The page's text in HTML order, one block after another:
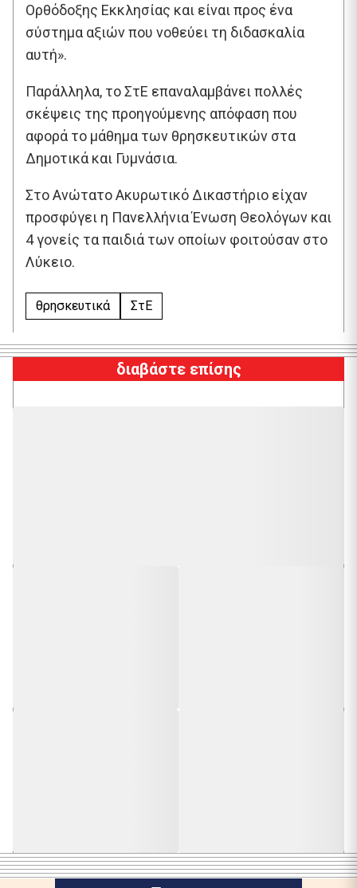
Ορθόδοξης Εκκλησίας και είναι προς ένα
σύστημα αξιών που νοθεύει τη διδασκαλία
αυτή».
Παράλληλα, το ΣτΕ επαναλαμβάνει πολλές
σκέψεις της προηγούμενης απόφαση που
αφορά το μάθημα των θρησκευτικών στα
Δημοτικά και Γυμνάσια.
Στο Ανώτατο Ακυρωτικό Δικαστήριο είχαν
προσφύγει η Πανελλήνια Ένωση Θεολόγων και
4 γονείς τα παιδιά των οποίων φοιτούσαν στο
Λύκειο.
θρησκευτικά ΣτΕ
διαβάστε επίσης